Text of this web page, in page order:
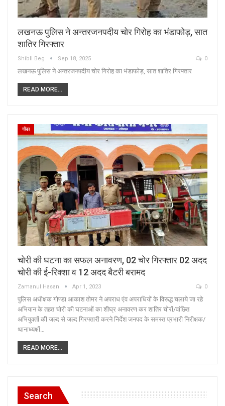
लखनऊ पुलिस ने अन्तरजनपदीय चोर गिरोह का भंडाफोड़, सात
शातिर गिरफ्तार
Shibli Beg Sep 18, 2025 0
लखनऊ पुलिस ने अन्तरजनपदीय चोर गिरोह का भंडाफोड़, सात शातिर गिरफ्तार
READ MORE...
गोंडा
चोरी की घटना का सफल अनावरण, 02 चोर गिरफ्तार 02 अदद
चोरी की ई-रिक्शा व 12 अदद बैटरी बरामद
Zamanul Hasan Apr 1, 2023 0
पुलिस अधीक्षक गोण्डा आकाश तोमर ने अपराध एंव अपराधियों के विरूद्ध चलाये जा रहे
अभियान के तहत चोरी की घटनाओं का शीघ्र अनावरण कर शातिर चोरों/वांछित
अभियुक्तों की जल्द से जल्द गिरफ्तारी करने निर्देश जनपद के समस्त प्रभारी निरीक्षक/
थानाध्यक्षों…
READ MORE...
Search